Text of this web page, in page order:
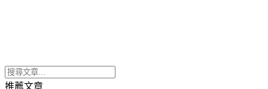
推薦文章